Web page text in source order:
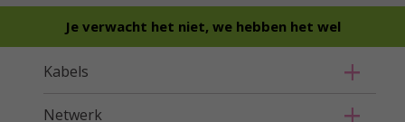
Je verwacht het niet, we hebben het wel
Kabels
Netwerk